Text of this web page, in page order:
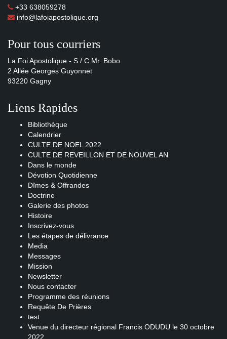
+33 638059278
info@lafoiapostolique.org
Pour tous courriers
La Foi Apostolique - S / C Mr. Bobo
2 Allée Georges Guyonnet
93220 Gagny
Liens Rapides
Bibliothèque
Calendrier
CULTE DE NOEL 2022
CULTE DE REVEILLON ET DE NOUVEL AN
Dans le monde
Dévotion Quotidienne
Dîmes & Offrandes
Doctrine
Galerie des photos
Histoire
Inscrivez-vous
Les étapes de délivrance
Media
Messages
Mission
Newsletter
Nous contacter
Programme des réunions
Requête De Prières
test
Venue du directeur régional Francis ODUDU le 30 octobre
2022